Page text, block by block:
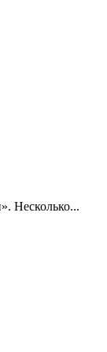
Несколько...